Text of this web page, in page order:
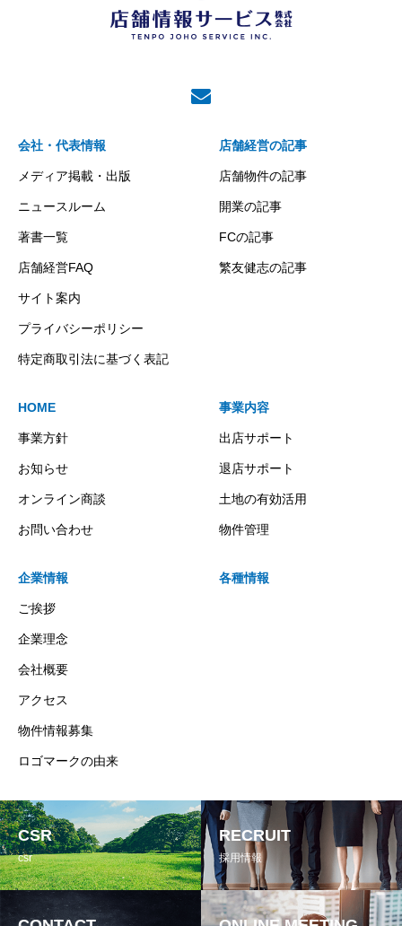
会社・代表情報
メディア掲載・出版
ニュースルーム
著書一覧
店舗経営FAQ
サイト案内
プライバシーポリシー
特定商取引法に基づく表記
店舗経営の記事
店舗物件の記事
開業の記事
FCの記事
繁友健志の記事
HOME
事業方針
お知らせ
オンライン商談
お問い合わせ
事業内容
出店サポート
退店サポート
土地の有効活用
物件管理
企業情報
ご挨拶
企業理念
会社概要
アクセス
物件情報募集
ロゴマークの由来
各種情報
CSR
csr
RECRUIT
採用情報